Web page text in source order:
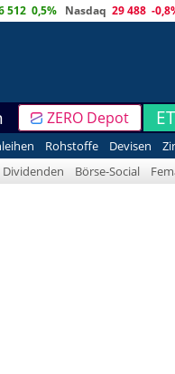
512 0,5% Nasdaq 29 488 -
ZERO Depot
Rohstoffe Devisen
Dividenden Börse-Social